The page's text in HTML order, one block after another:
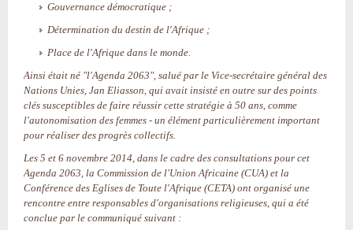
Gouvernance démocratique ;
Détermination du destin de l'Afrique ;
Place de l'Afrique dans le monde.
Ainsi était né "l'Agenda 2063", salué par le Vice-secrétaire général des
Nations Unies, Jan Eliasson, qui avait insisté en outre sur des points
clés susceptibles de faire réussir cette stratégie à 50 ans, comme
l'autonomisation des femmes - un élément particulièrement important
pour réaliser des progrès collectifs.
Les 5 et 6 novembre 2014, dans le cadre des consultations pour cet
Agenda 2063, la Commission de l'Union Africaine (CUA) et la
Conférence des Eglises de Toute l'Afrique (CETA) ont organisé une
rencontre entre responsables d'organisations religieuses, qui a été
conclue par le communiqué suivant :